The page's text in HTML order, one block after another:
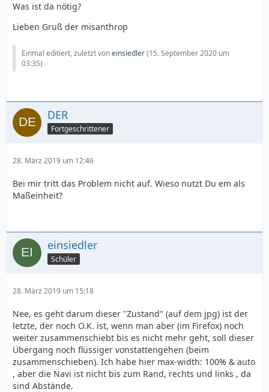
Was ist da nötig?
Lieben Gruß der misanthrop
Einmal editiert, zuletzt voneinsiedler(15. September 2020 um
03:35)
DER
Fortgeschrittener
28. März 2019 um 12:46
Bei mir tritt das Problem nicht auf. Wieso nutzt Du em als
Maßeinheit?
einsiedler
Schüler
28. März 2019 um 15:18
Nee, es geht darum dieser "Zustand" (auf dem jpg) ist der
letzte, der noch O.K. ist, wenn man aber (im Firefox) noch
weiter zusammenschiebt bis es nicht mehr geht, soll dieser
Übergang noch flüssiger vonstattengehen (beim
zusammenschieben). Ich habe hier max-width: 100% & auto
, aber die Navi ist nicht bis zum Rand, rechts und links , da
sind Abstände.